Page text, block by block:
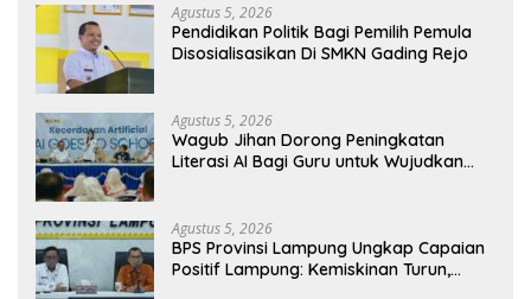
Agustus 5, 2026
Pendidikan Politik Bagi Pemilih Pemula
Disosialisasikan Di SMKN Gading Rejo
Agustus 5, 2026
Wagub Jihan Dorong Peningkatan
Literasi AI Bagi Guru untuk Wujudkan
Agustus 5, 2026
BPS Provinsi Lampung Ungkap Capaian
Positif Lampung: Kemiskinan Turun,